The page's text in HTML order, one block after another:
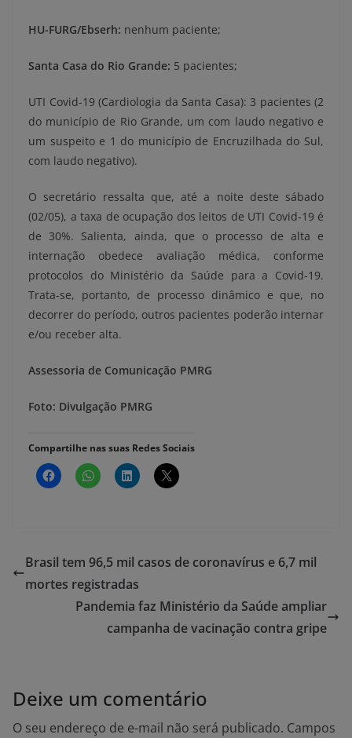
HU-FURG/Ebserh: nenhum paciente;
Santa Casa do Rio Grande: 5 pacientes;
UTI Covid-19 (Cardiologia da Santa Casa): 3 pacientes (2
do município de Rio Grande, um com laudo negativo e
um suspeito e 1 do município de Encruzilhada do Sul,
com laudo negativo).
O secretário ressalta que, até a noite deste sábado
(02/05), a taxa de ocupação dos leitos de UTI Covid-19 é
de 30%. Salienta, ainda, que o processo de alta e
internação obedece avaliação médica, conforme
protocolos do Ministério da Saúde para a Covid-19.
Trata-se, portanto, de processo dinâmico e que, no
decorrer do período, outros pacientes poderão internar
e/ou receber alta.
Assessoria de Comunicação PMRG
Foto: Divulgação PMRG
Compartilhe nas suas Redes Sociais
Brasil tem 96,5 mil casos de coronavírus e 6,7 mil
mortes registradas
Pandemia faz Ministério da Saúde ampliar
campanha de vacinação contra gripe
Deixe um comentário
O seu endereço de e-mail não será publicado. Campos